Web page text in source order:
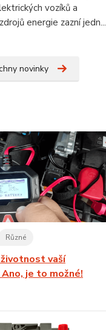
vozíků a
energie zazní jedn...
novinky
Různé
vaší
je to možné!